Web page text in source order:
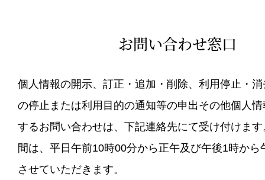
お問い合わせ窓口
個人情報の開示、訂正・追加・削除、利用停止・
の停止または利用目的の通知等の申出その他個人
するお問い合わせは、下記連絡先にて受け付けま
間は、平日午前10時00分から正午及び午後1時から
させていただきます。